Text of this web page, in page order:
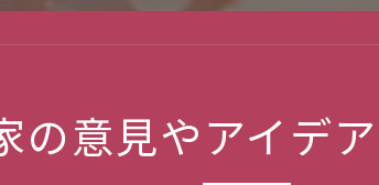
の意見やアイデ